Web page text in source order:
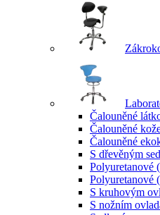
Čalouněné
Čalouněné
Čalouněné
S dřevěným
Polyuretanové
Polyuretanové
S kruhovým
S nožním